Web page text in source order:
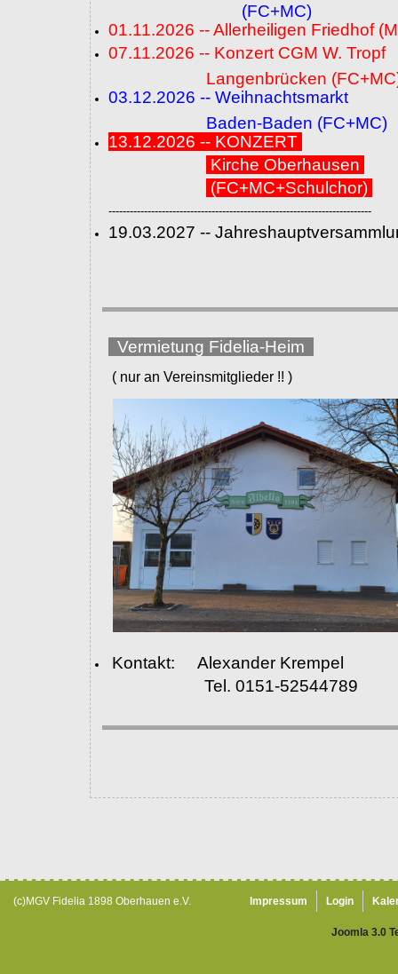
(FC+MC)
01.11.2026 -- Allerheiligen Friedhof
07.11.2026 -- Konzert CGM W. Tropf
Langenbrücken
03.12.2026 -- Weihnachtsmarkt
Baden-Baden (FC+MC)
13.12.2026 -- KONZERT
Kirche Oberhausen
(FC+MC+Schulchor)
--------------------------------------------------------------------------
19.03.2027 --
Vermietung Fidelia-Heim
( nur an Vereinsmitglieder !! )
Kontakt: Alexander Krempel
Tel. 0151-52544789
(c)MGV Fidelia 1898 Oberhauen e.V. Impressum Login
Joomla 3.0